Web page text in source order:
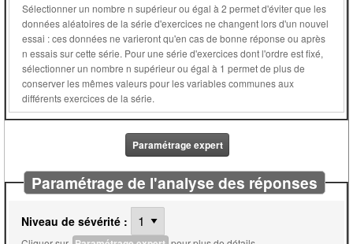
Sélectionner un nombre n supérieur ou égal à 2 permet d'éviter que les
données aléatoires de la série d'exercices ne changent lors d'un nouvel
essai : ces données ne varieront qu'en cas de bonne réponse ou après
n essais sur cette série. Pour une série d'exercices dont l'ordre est fixé,
sélectionner un nombre n supérieur ou égal à 1 permet de plus de
conserver les mêmes valeurs pour les variables communes aux
différents exercices de la série.
Paramétrage expert
Paramétrage de l'analyse des réponses
Niveau de sévérité :